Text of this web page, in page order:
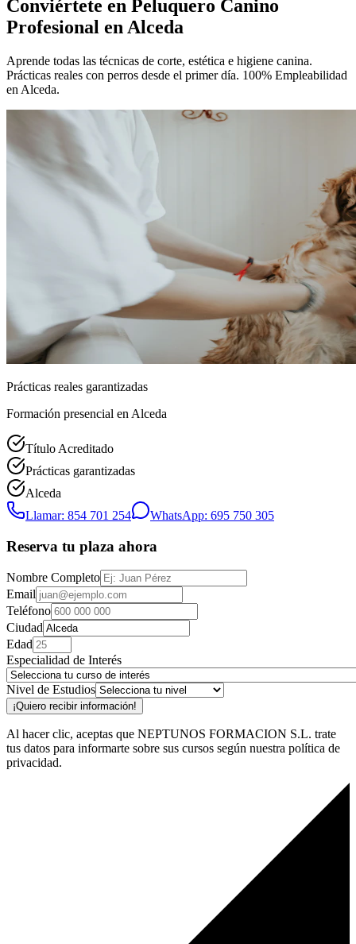
Conviértete en Peluquero Canino
Profesional en Alceda
Aprende todas las técnicas de corte, estética e higiene canina.
Prácticas reales con perros desde el primer día. 100% Empleabilidad
en Alceda.
Prácticas reales garantizadas
Formación presencial en Alceda
Título Acreditado
Prácticas garantizadas
Alceda
Llamar: 854 701 254
WhatsApp: 695 750 305
Reserva tu plaza ahora
Nombre Completo
Email
Teléfono
Ciudad
Edad
Especialidad de Interés
Nivel de Estudios
¡Quiero recibir información!
Al hacer clic, aceptas que NEPTUNOS FORMACION S.L. trate
tus datos para informarte sobre sus cursos según nuestra política de
privacidad.